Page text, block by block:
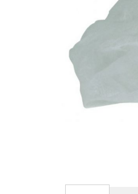
Anfang